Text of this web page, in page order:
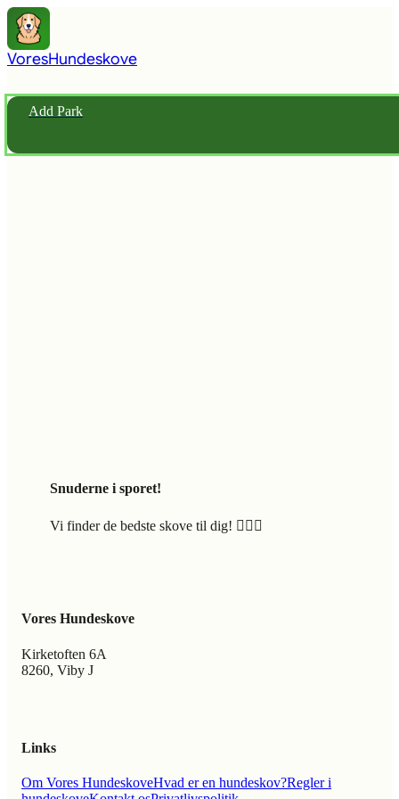
VoresHundeskove
Add Park
Snuderne i sporet!
Vi finder de bedste skove til dig! 🐕‍🦺🍃
Vores Hundeskove
Kirketoften 6A
8260, Viby J
Links
Om Vores HundeskoveHvad er en hundeskov?Regler i